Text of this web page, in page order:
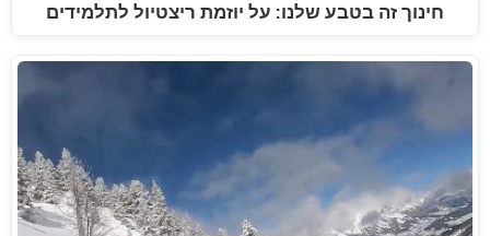
חינוך זה בטבע שלנו: על יוזמת ריצטיול לתלמידים